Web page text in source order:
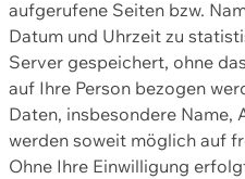
aufgerufene Seiten bzw.
Datum und Uhrzeit zu
Server gespeichert, ohne
auf Ihre Person bezogen
Daten, insbesondere Name,
werden soweit möglich auf
Ohne Ihre Einwilligung